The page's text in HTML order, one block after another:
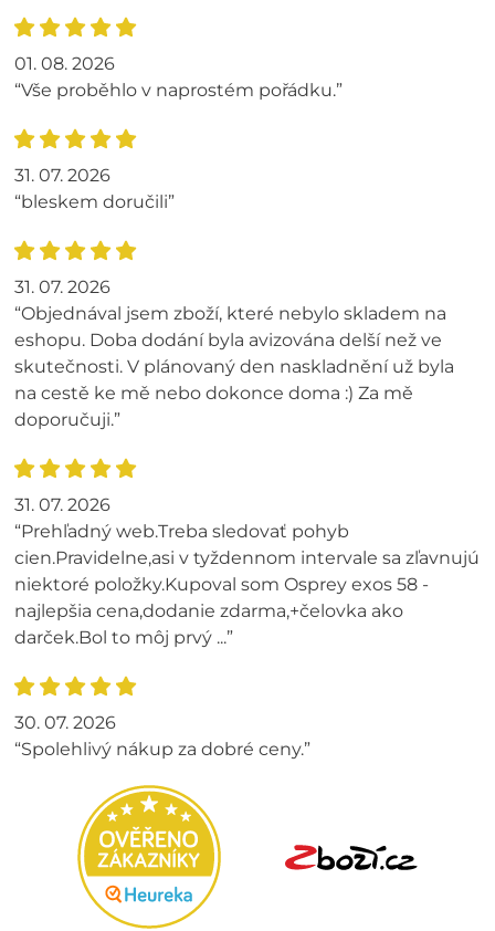
01. 08. 2026
“Vše proběhlo v naprostém pořádku.”
31. 07. 2026
“bleskem doručili”
31. 07. 2026
“Objednával jsem zboží, které nebylo skladem na
eshopu. Doba dodání byla avizována delší než ve
skutečnosti. V plánovaný den naskladnění už byla
na cestě ke mě nebo dokonce doma :) Za mě
doporučuji.”
31. 07. 2026
“Prehľadný web.Treba sledovať pohyb
cien.Pravidelne,asi v tyždennom intervale sa zľavnujú
niektoré položky.Kupoval som Osprey exos 58 -
najlepšia cena,dodanie zdarma,+čelovka ako
darček.Bol to môj prvý ...”
30. 07. 2026
“Spolehlivý nákup za dobré ceny.”